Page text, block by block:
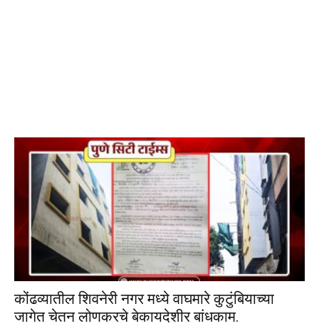
कोंढव्यातील शिवनेरी नगर मध्ये वाघमारे कुटुंबियाच्या
जागेत चेतन लोणकरचे बेकायदेशीर बांधकाम.